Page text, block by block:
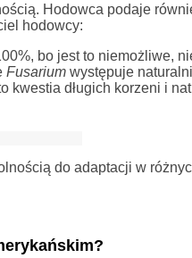
Hodowca podaje
hodowcy:
bo jest to niemożliwe,
Fusarium występuje
kwestia długich korzeni i
do adaptacji w